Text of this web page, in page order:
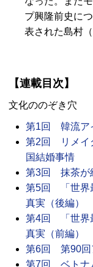
プ興隆前史に
表された島村
【連載目次】
文化ののぞき穴
第1回 韓流ア
第2回 リメイ
国結婚事情
第3回 抹茶が
第5回 「世界
真実（後編）
第4回 「世界
真実（前編）
第6回 第90回
第7回 ベトナ